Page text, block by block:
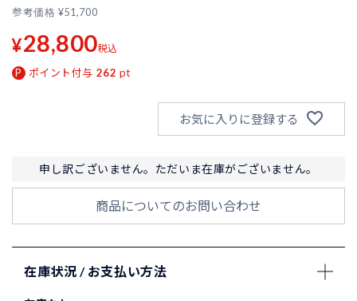
参考価格 ¥51,700
¥28,800税込
ポイント付与 262 pt
お気に入りに登録する
申し訳ございません。ただいま在庫がございません。
商品についてのお問い合わせ
在庫状況 / お支払い方法